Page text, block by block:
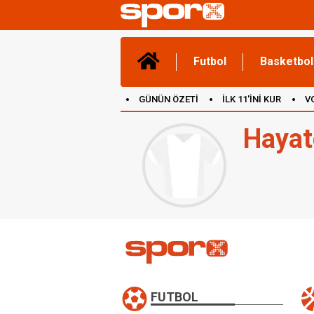
Futbol Basketbol
GÜNÜN ÖZETİ İLK 11'İNİ KUR
FUTBOL